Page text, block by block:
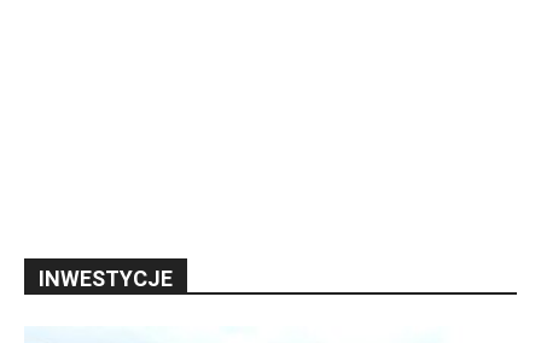
INWESTYCJE